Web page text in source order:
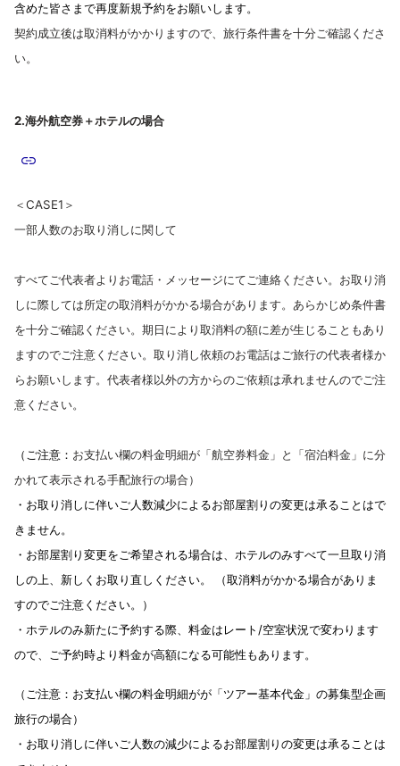
含めた皆さまで再度新規予約をお願いします。
契約成立後は取消料がかかりますので、旅行条件書を十分ご確認くださ
い。
2.海外航空券＋ホテルの場合
＜CASE1＞
一部人数のお取り消しに関して
すべてご代表者よりお電話・メッセージにてご連絡ください。お取り消
しに際しては所定の取消料がかかる場合があります。あらかじめ条件書
を十分ご確認ください。 期日により取消料の額に差が生じることもあり
ますのでご注意ください。取り消し依頼のお電話はご旅行の代表者様か
らお願いします。 代表者様以外の方からのご依頼は承れませんのでご注
意ください。
（ご注意： お支払い欄の料金明細が「航空券料金」と「宿泊料金」に分
かれて表示される手配旅行の場合）
・お取り消しに伴いご人数減少によるお部屋割りの変更は承ることはで
きません。
・お部屋割り変更をご希望される場合は、ホテルのみすべて一旦取り消
しの上、新しくお取り直しください。 （取消料がかかる場合がありま
すのでご注意ください。）
・ホテルのみ新たに予約する際、料金はレート/空室状況で変わります
ので、ご予約時より料金が高額になる可能性もあります。
（ご注意： お支払い欄の料金明細がが「ツアー基本代金」の募集型企画
旅行の場合）
・お取り消しに伴いご人数の減少によるお部屋割りの変更は承ることは